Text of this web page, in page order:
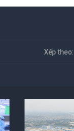
Xếp theo: